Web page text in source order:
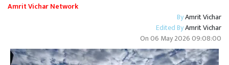
Amrit Vichar Network
ByAmrit Vichar
Edited ByAmrit Vichar
On06 May 2026 09:08:00